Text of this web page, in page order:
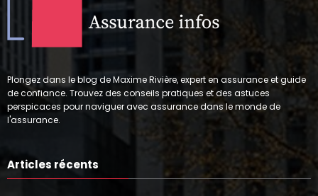
Plongez dans le blog de Maxime Rivière, expert en assurance et guide
de confiance. Trouvez des conseils pratiques et des astuces
perspicaces pour naviguer avec assurance dans le monde de
l'assurance.
Articles récents